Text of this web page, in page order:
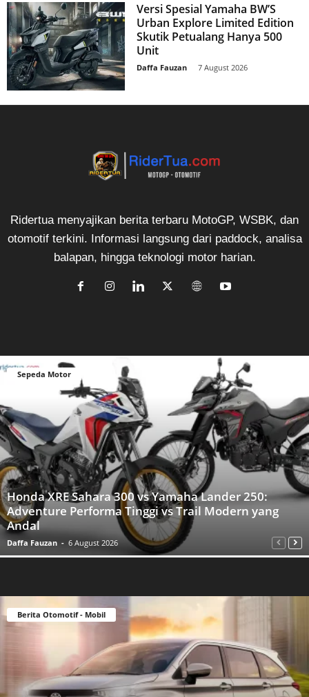
Versi Spesial Yamaha BW’S
Urban Explore Limited Edition
Skutik Petualang Hanya 500
Unit
Daffa Fauzan 7 August 2026
Ridertua menyajikan berita terbaru MotoGP, WSBK, dan
otomotif terkini. Informasi langsung dari paddock, analisa
balapan, hingga teknologi motor harian.
Sepeda Motor
Honda XRE Sahara 300 vs Yamaha Lander 250:
Adventure Performa Tinggi vs Trail Modern yang
Andal
Daffa Fauzan - 6 August 2026
Berita Otomotif - Mobil